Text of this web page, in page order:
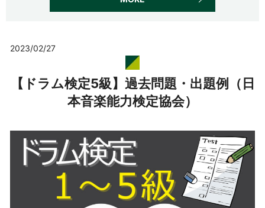
2023/02/27
【ドラム検定5級】過去問題・出題例（日
本音楽能力検定協会）